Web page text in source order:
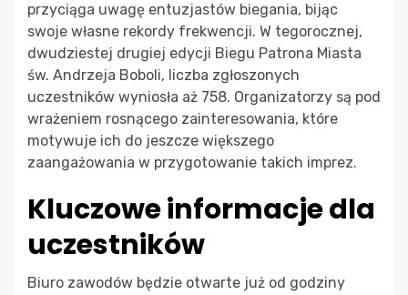
przyciąga uwagę entuzjastów biegania, bijąc
swoje własne rekordy frekwencji. W tegorocznej,
dwudziestej drugiej edycji Biegu Patrona Miasta
św. Andrzeja Boboli, liczba zgłoszonych
uczestników wyniosła aż 758. Organizatorzy są pod
wrażeniem rosnącego zainteresowania, które
motywuje ich do jeszcze większego
zaangażowania w przygotowanie takich imprez.
Kluczowe informacje dla
uczestników
Biuro zawodów będzie otwarte już od godziny